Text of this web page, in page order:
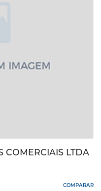
COMERCIAIS LTDA
COMPARAR